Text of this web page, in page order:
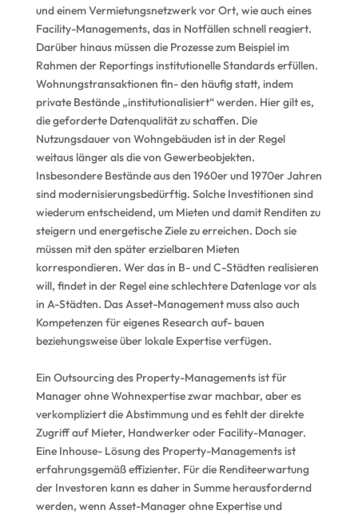
und einem Vermietungsnetzwerk vor Ort, wie auch eines
Facility-Managements, das in Notfällen schnell reagiert.
Darüber hinaus müssen die Prozesse zum Beispiel im
Rahmen der Reportings institutionelle Standards erfüllen.
Wohnungstransaktionen fin- den häufig statt, indem
private Bestände „institutionalisiert“ werden. Hier gilt es,
die geforderte Datenqualität zu schaffen. Die
Nutzungsdauer von Wohngebäuden ist in der Regel
weitaus länger als die von Gewerbeobjekten.
Insbesondere Bestände aus den 1960er und 1970er Jahren
sind modernisierungsbedürftig. Solche Investitionen sind
wiederum entscheidend, um Mieten und damit Renditen zu
steigern und energetische Ziele zu erreichen. Doch sie
müssen mit den später erzielbaren Mieten
korrespondieren. Wer das in B- und C-Städten realisieren
will, findet in der Regel eine schlechtere Datenlage vor als
in A-Städten. Das Asset-Management muss also auch
Kompetenzen für eigenes Research auf- bauen
beziehungsweise über lokale Expertise verfügen.
Ein Outsourcing des Property-Managements ist für
Manager ohne Wohnexpertise zwar machbar, aber es
verkompliziert die Abstimmung und es fehlt der direkte
Zugriff auf Mieter, Handwerker oder Facility-Manager.
Eine Inhouse- Lösung des Property-Managements ist
erfahrungsgemäß effizienter. Für die Renditeerwartung
der Investoren kann es daher in Summe herausfordernd
werden, wenn Asset-Manager ohne Expertise und